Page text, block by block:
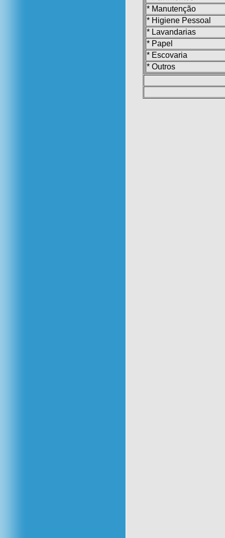
* Manutenção
* Higiene Pessoal
* Lavandarias
* Papel
* Escovaria
* Outros